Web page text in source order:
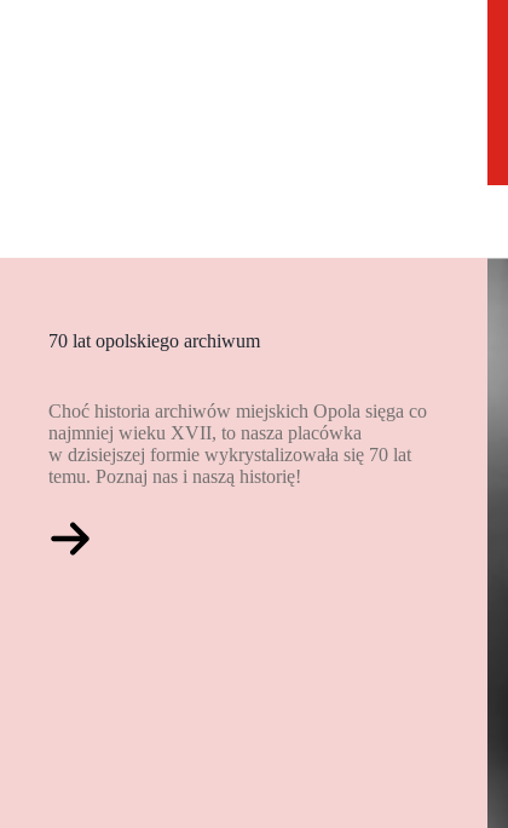
70 lat opolskiego archiwum
Choć historia archiwów miejskich Opola sięga co
najmniej wieku XVII, to nasza placówka
w dzisiejszej formie wykrystalizowała się 70 lat
temu. Poznaj nas i naszą historię!